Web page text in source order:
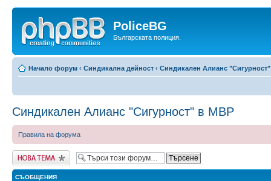
PoliceBG
Българската полиция.
Начало форум ‹ Синдикална дейност ‹ Синдикален Алианс
Синдикален Алианс "Сигурност" в МВР
Правила на форума
Публикувай нова
тема
СЪОБЩЕНИЯ